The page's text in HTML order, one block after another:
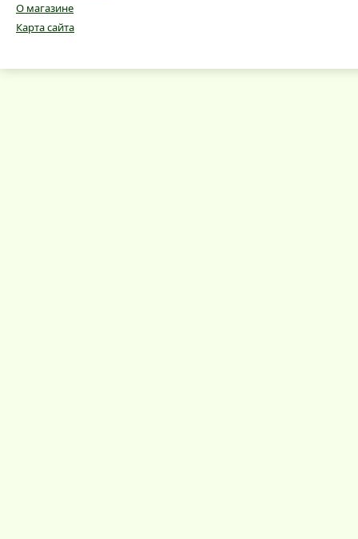
О магазине
Карта сайта